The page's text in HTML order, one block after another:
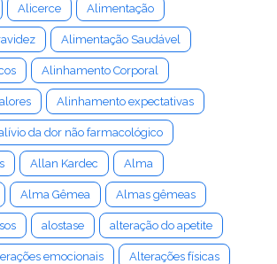
Alicerce Alimentação
Alimentação Saudável
Alinhamento Corporal
Alinhamento expectativas
da dor não farmacológico
Allan Kardec Alma
Alma Gêmea Almas gêmeas
alostase alteração do apetite
emocionais Alterações físicas